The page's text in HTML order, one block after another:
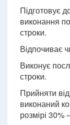
Підготовує
виконання
строки.
Відпочиває
Виконує
строки.
Прийняти
виконаний
розмірі 30%